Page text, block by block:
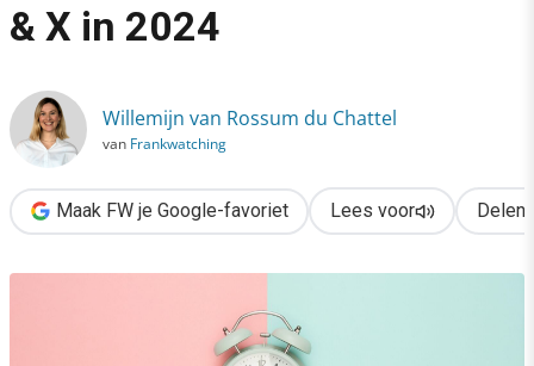
& X in 2024
Willemijn van Rossum du Chattel
van Frankwatching
Maak FW je Google-favoriet Lees voor Delen